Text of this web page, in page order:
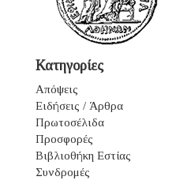
Κατηγορίες
Απόψεις
Ειδήσεις / Άρθρα
Πρωτοσέλιδα
Προσφορές
Βιβλιοθήκη Εστίας
Συνδρομές